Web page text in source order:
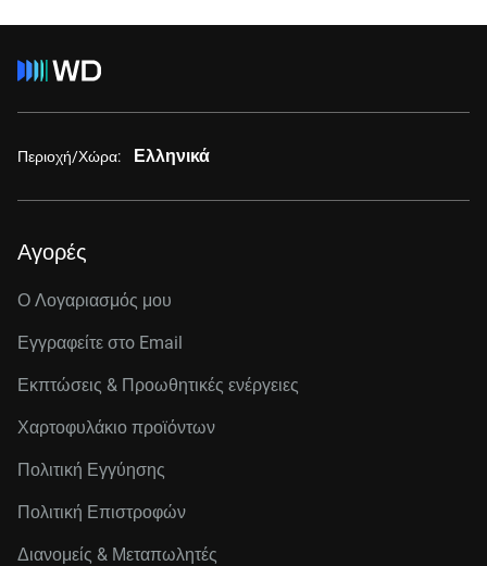
Περιοχή/Χώρα: Ελληνικά
Αγορές
Ο Λογαριασμός μου
Εγγραφείτε στo Email
Εκπτώσεις & Προωθητικές ενέργειες
Χαρτοφυλάκιο προϊόντων
Πολιτική Εγγύησης
Πολιτική Επιστροφών
Διανομείς & Μεταπωλητές